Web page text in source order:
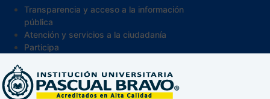
Transparencia y acceso a la información
pública
Atención y servicios a la ciudadanía
Participa